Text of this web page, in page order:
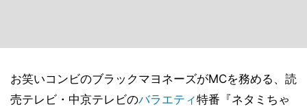
お笑いコンビのブラックマヨネーズがMCを務める、読
売テレビ・中京テレビのバラエティ特番『ネタミちゃ